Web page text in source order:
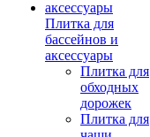
Плитка для
бассейнов и
аксессуары
Плитка для
обходных
дорожек
Плитка для